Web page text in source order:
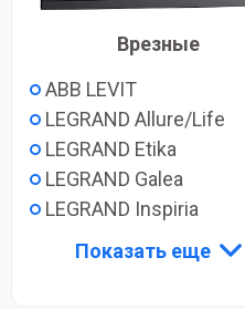
Врезные
ABB LEVIT
LEGRAND Allure/Life
LEGRAND Etika
LEGRAND Galea
LEGRAND Inspiria
Показать еще